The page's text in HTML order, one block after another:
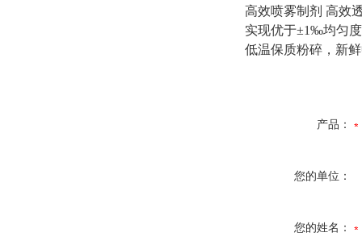
高效喷雾制剂 高效
实现优于±1‰均匀度
低温保质粉碎，新
产品：
您的单位：
您的姓名：